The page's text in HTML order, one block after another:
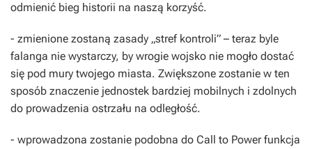
odmienić bieg historii na naszą korzyść.
- zmienione zostaną zasady „stref kontroli” – teraz byle
falanga nie wystarczy, by wrogie wojsko nie mogło dostać
się pod mury twojego miasta. Zwiększone zostanie w ten
sposób znaczenie jednostek bardziej mobilnych i zdolnych
do prowadzenia ostrzału na odległość.
- wprowadzona zostanie podobna do Call to Power funkcja